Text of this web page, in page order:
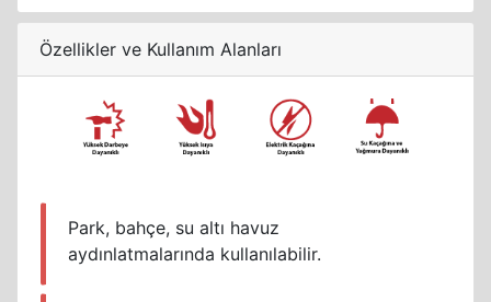
Özellikler ve Kullanım Alanları
Park, bahçe, su altı havuz
aydınlatmalarında kullanılabilir.